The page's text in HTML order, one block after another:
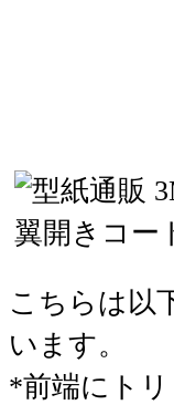
こちらは以
います。
*前端にト